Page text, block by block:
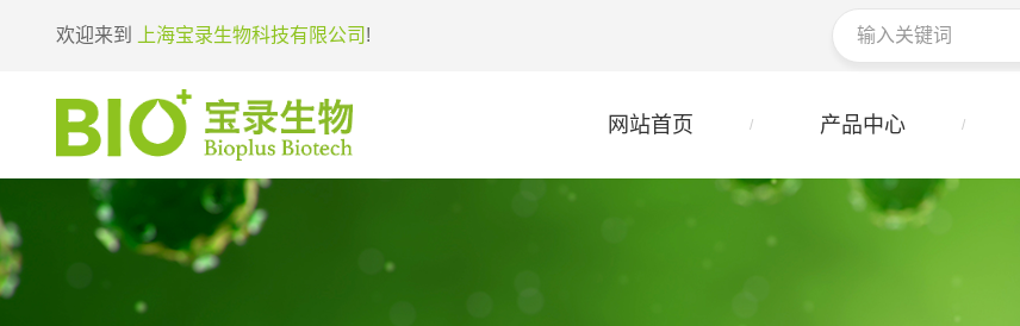
欢迎来到 上海宝录生物科技有限公司 !
网站首页 产品中心